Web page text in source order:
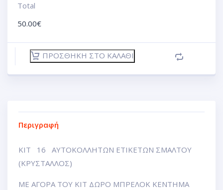
Total
50.00€
ΠΡΟΣΘΉΚΗ ΣΤΟ ΚΑΛΆΘΙ
Περιγραφή
ΚΙΤ 16 ΑΥΤΟΚΟΛΛΗΤΩΝ ΕΤΙΚΕΤΩΝ ΣΜΑΛΤΟΥ
(ΚΡΥΣΤΑΛΛΟΣ)
ΜΕ ΑΓΟΡΑ ΤΟΥ ΚΙΤ ΔΩΡΟ ΜΠΡΕΛΟΚ ΚΕΝΤΗΜΑ